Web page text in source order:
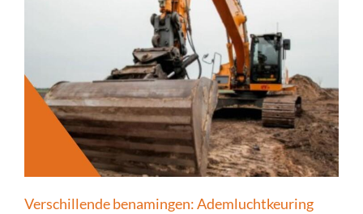
Verschillende benamingen: Ademluchtkeuring